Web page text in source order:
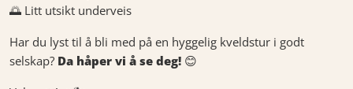
🌅 Litt utsikt underveis
Har du lyst til å bli med på en hyggelig kveldstur i godt
selskap? Da håper vi å se deg! 😊